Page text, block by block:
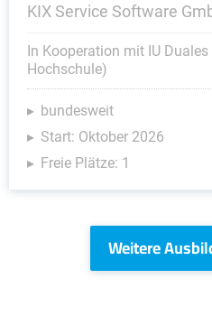
KIX Service Software
In Kooperation mit IU
Hochschule)
bundesweit
Start: Oktober 2026
Freie Plätze: 1
Weitere